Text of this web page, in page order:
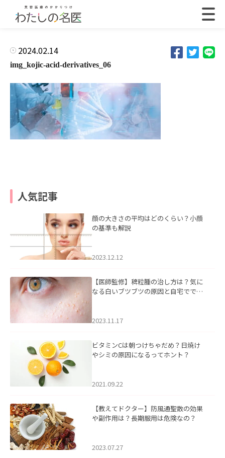
2024.02.14
img_kojic-acid-derivatives_06
人気記事
顔の大きさの平均はどのくらい？小顔
の基準も解説
2023.12.12
【医師監修】稗粒腫の治し方は？気に
なる白いブツブツの原因と自宅ででき
2023.11.17
ビタミンCは朝つけちゃだめ？日焼け
やシミの原因になるってホント？
2021.09.22
【教えてドクター】防風通聖散の効果
や副作用は？長期服用は危険なの？
2023.07.27